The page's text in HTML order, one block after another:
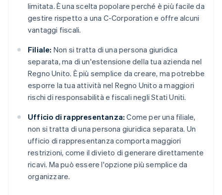
limitata. È una scelta popolare perché è più facile da
gestire rispetto a una C-Corporation e offre alcuni
vantaggi fiscali.
Filiale: Non si tratta di una persona giuridica
separata, ma di un'estensione della tua azienda nel
Regno Unito. È più semplice da creare, ma potrebbe
esporre la tua attività nel Regno Unito a maggiori
rischi di responsabilità e fiscali negli Stati Uniti.
Ufficio di rappresentanza: Come per una filiale,
non si tratta di una persona giuridica separata. Un
ufficio di rappresentanza comporta maggiori
restrizioni, come il divieto di generare direttamente
ricavi. Ma può essere l'opzione più semplice da
organizzare.